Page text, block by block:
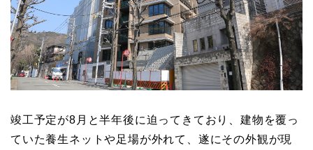
竣工予定が8月と半年後に迫ってきており、建物を覆っ
ていた養生ネットや足場が外れて、遂にその外観が現